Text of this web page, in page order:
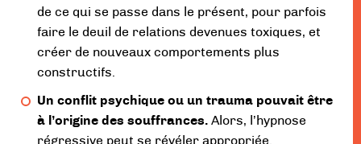
de ce qui se passe dans le présent, pour parfois
faire le deuil de relations devenues toxiques, et
créer de nouveaux comportements plus
constructifs.
Un conflit psychique ou un trauma pouvait être
à l’origine des souffrances. Alors, l’hypnose
régressive peut se révéler appropriée.